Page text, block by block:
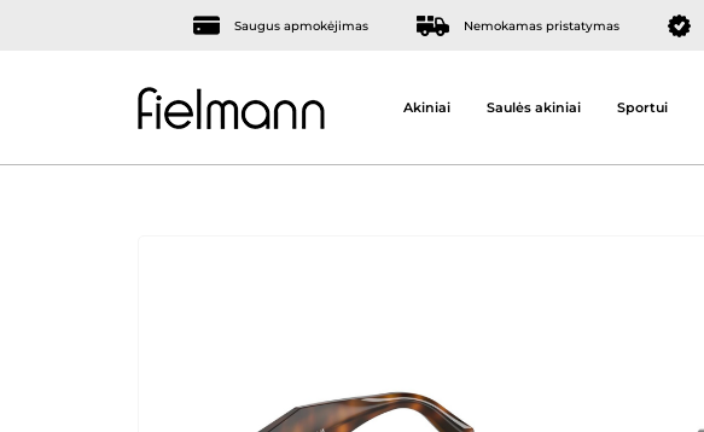
Saugus apmokėjimas Nemokamas pristatymas
Akiniai Saulės akiniai Sportui